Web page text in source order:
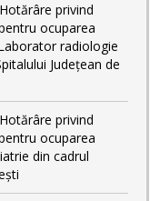
privind
ocuparea
radiologie
Județean de
privind
ocuparea
din cadrul